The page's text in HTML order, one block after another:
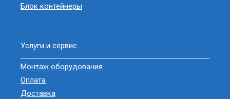
Блок контейнеры
Услуги и сервис
Монтаж оборудования
Оплата
Доставка